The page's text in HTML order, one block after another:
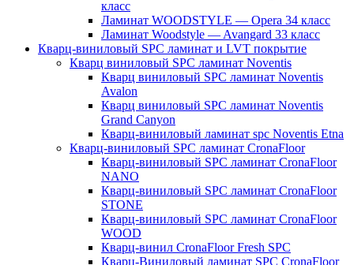
класс
Ламинат WOODSTYLE — Opera 34 класс
Ламинат Woodstyle — Avangard 33 класс
Кварц-виниловый SPC ламинат и LVT покрытие
Кварц виниловый SPC ламинат Noventis
Кварц виниловый SPC ламинат Noventis
Avalon
Кварц виниловый SPC ламинат Noventis
Grand Canyon
Кварц-виниловый ламинат spc Noventis Etna
Кварц-виниловый SPC ламинат CronaFloor
Кварц-виниловый SPC ламинат CronaFloor
NANO
Кварц-виниловый SPC ламинат CronaFloor
STONE
Кварц-виниловый SPC ламинат CronaFloor
WOOD
Кварц-винил CronaFloor Fresh SPC
Кварц-Виниловый ламинат SPC CronaFloor